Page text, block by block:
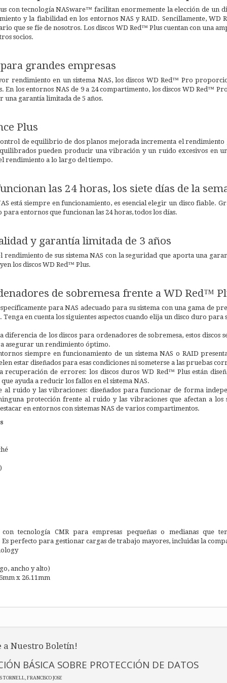
con tecnología NASware™ facilitan enormemente la elección de un
y la fiabilidad en los entornos NAS y RAID. Sencillamente, WD
que se fíe de nosotros. Los discos WD Red™ Plus cuentan con una
socios.
grandes empresas
rendimiento en un sistema NAS, los discos WD Red™ Pro
En los entornos NAS de 9 a 24 compartimento, los discos WD Red™
una garantía limitada de 5 años.
Plus
de equilibrio de dos planos mejorada incrementa el rendimiento
pueden producir una vibración y un ruido excesivos en
rendimiento a lo largo del tiempo.
las 24 horas, los siete días de la
está siempre en funcionamiento, es esencial elegir un disco fiable.
para entornos que funcionan las 24 horas, todos los días.
y garantía limitada de 3 años
rendimiento de sus sistema NAS con la seguridad que aporta una
los discos WD Red™ Plus.
de sobremesa frente a WD Red™
para NAS adecuado para su sistema con una gama de
en cuenta los siguientes aspectos cuando elija un disco duro para
diferencia de los discos para ordenadores de sobremesa, estos discos
asegurar un rendimiento óptimo.
siempre en funcionamiento de un sistema NAS o RAID
estar diseñados para esas condiciones ni someterse a las pruebas
recuperación de errores: los discos duros WD Red™ Plus están
ayuda a reducir los fallos en el sistema NAS.
al ruido y las vibraciones: diseñados para funcionar de forma
protección frente al ruido y las vibraciones que afectan a los
en entornos con sistemas NAS de varios compartimentos.
tecnología CMR para empresas pequeñas o medianas que
perfecto para gestionar cargas de trabajo mayores, incluidas la
ancho y alto)
x 26.11mm
a Nuestro Boletín!
BÁSICA SOBRE PROTECCIÓN DE DATOS
TORNELL, FRANCISCO JOSE